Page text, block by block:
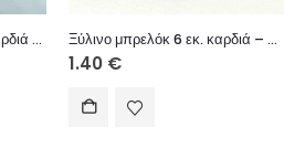
Ξύλινο μπρελόκ 6 εκ. – Καρδιά Χ3 Ξύλινο μπρελόκ 6 εκ. καρδιά – Στην γυναικούλα μου (οικογένεια
1.40 €